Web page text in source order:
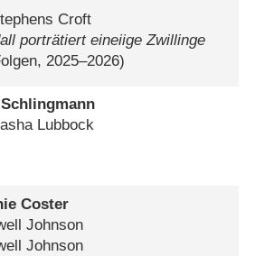
Croft
porträtiert eineiige Zwillinge
2025⁠–⁠2026)
Schlingmann
Lubbock
Coster
Johnson
Johnson